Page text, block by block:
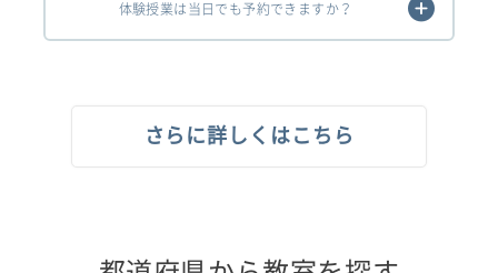
体験授業は当日でも予約できますか？
さらに詳しくはこちら